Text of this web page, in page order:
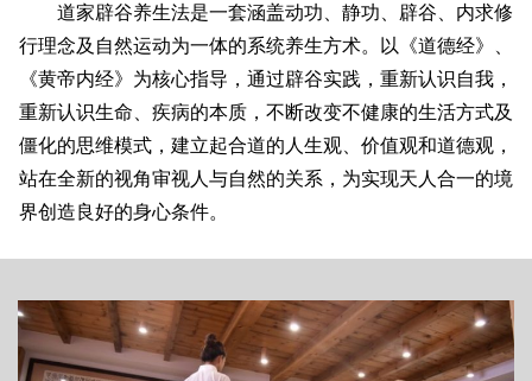
道家辟谷养生法是一套涵盖动功、静功、辟谷、内求修
行理念及自然运动为一体的系统养生方术。以《道德经》、
《黄帝内经》为核心指导，通过辟谷实践，重新认识自我，
重新认识生命、疾病的本质，不断改变不健康的生活方式及
僵化的思维模式，建立起合道的人生观、价值观和道德观，
站在全新的视角审视人与自然的关系，为实现天人合一的境
界创造良好的身心条件。